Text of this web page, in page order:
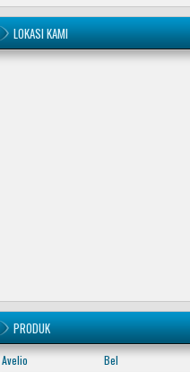
LOKASI KAMI
PRODUK
Avelio
Bel